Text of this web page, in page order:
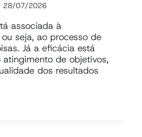
28/07/2026
associada à
seja, ao processo de
Já a eficácia está
atingimento de objetivos,
dos resultados